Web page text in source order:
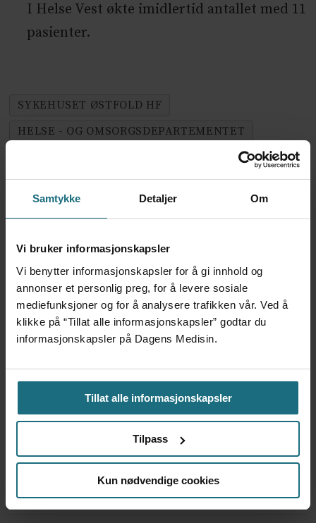
Samtykke Detaljer Om
Vi bruker informasjonskapsler
Vi benytter informasjonskapsler for å gi innhold og
annonser et personlig preg, for å levere sosiale
mediefunksjoner og for å analysere trafikken vår. Ved å
klikke på “Tillat alle informasjonskapsler” godtar du
informasjonskapsler på Dagens Medisin.
Tillat alle informasjonskapsler
Tilpass
Kun nødvendige cookies
I Helse Vest økte imidlertid antallet med 11
pasienter.
SYKEHUSET ØSTFOLD HF
HELSE - OG OMSORGSDEPARTEMENTET
HELSEØKONOMI
KORRIDORPASIENTER
NYHETER
SPESIALISTHELSETJENESTE
Mest lest siste syv dager:
Vi trenger en grunnlov for
psykisk helsehjelp
Flytter oppgaver og
frigjør tid for
helsepersonell: – Det er
helt magisk å være
forvakt nå
5 dager siden